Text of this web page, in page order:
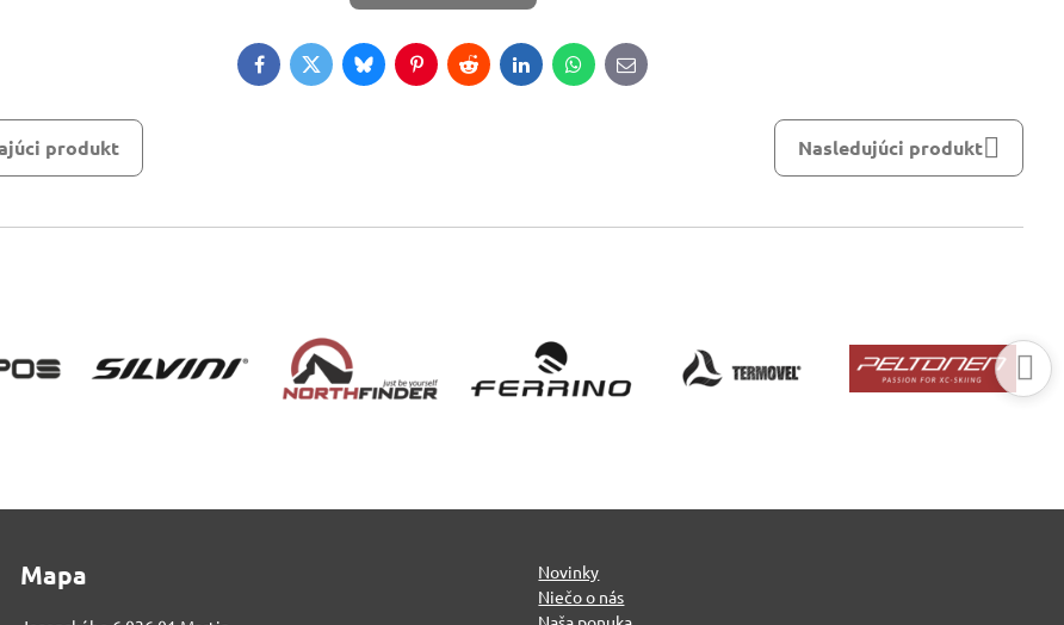
FacebookTwitterBlueskyPinterestRedditLinkedInWhatsApp
E-
mail
produkt Nasledujúci produkt
Mapa
Novinky
Niečo o nás